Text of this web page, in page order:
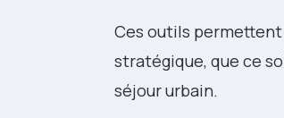
Ces outils
stratégique, que ce
séjour urbain.